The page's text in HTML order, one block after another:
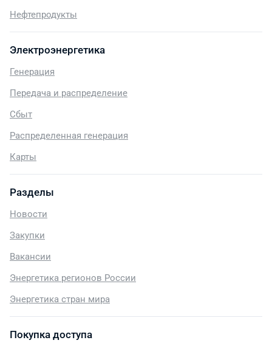
Нефтепродукты
Электроэнергетика
Генерация
Передача и распределение
Сбыт
Распределенная генерация
Карты
Разделы
Новости
Закупки
Вакансии
Энергетика регионов России
Энергетика стран мира
Покупка доступа